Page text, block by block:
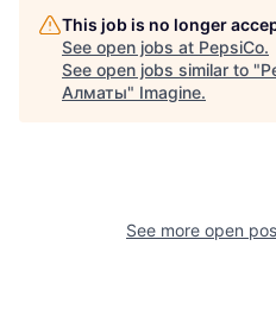
This job is no longer
See open jobs at PepsiCo.
See open jobs similar to "
Алматы" Imagine.
See more open